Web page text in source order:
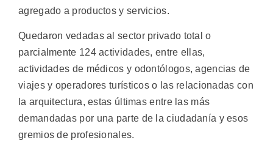
agregado a productos y servicios.
Quedaron vedadas al sector privado total o
parcialmente 124 actividades, entre ellas,
actividades de médicos y odontólogos, agencias de
viajes y operadores turísticos o las relacionadas con
la arquitectura, estas últimas entre las más
demandadas por una parte de la ciudadanía y esos
gremios de profesionales.